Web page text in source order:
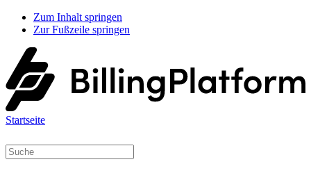
Zum Inhalt springen
Zur Fußzeile springen
Startseite